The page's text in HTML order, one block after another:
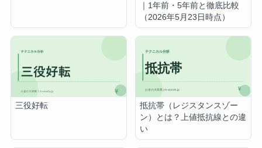
｜1年前・5年前と徹底比較
（2026年5月23日時点）
三役好転
抵抗帯（レジスタンスゾー
ン）とは？上値抵抗線との違
い